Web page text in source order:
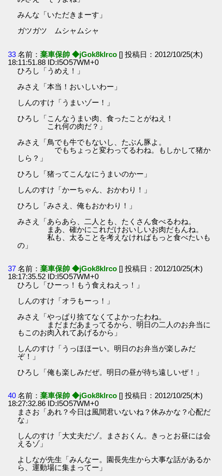
みんな「いただきまーす」
ガツガツ ムシャムシャ
33 名前：棄車保帥 ◆jGok8klrco [] 投稿日：2012/10/25(木)
18:11:51.88 ID:I5O57WM+0
ひろし「うめえ！」
みさえ「本当！おいしいわー」
しんのすけ「うまいゾー！」
ひろし「こんなうまい肉、食ったことがねえ！
これ何の肉だ？」
みさえ「鳥でも牛でもないし、たぶん豚よ。
でもちょっと変わってるわね。もしかして猪か
しら？」
ひろし「猪ってこんなにうまいのかー」
しんのすけ「かーちゃん、おかわり！」
ひろし「みさえ、俺もおかわり！」
みさえ「あらあら、二人とも、たくさん食べるわね。
まあ、確かにこれだけおいしいお肉だもんね。
私も、太ることを考えなければもっと食べたいも
の」
37 名前：棄車保帥 ◆jGok8klrco [] 投稿日：2012/10/25(木)
18:17:35.52 ID:I5O57WM+0
ひろし「ひーっ！もう食えねえっ！」
しんのすけ「オラもーっ！」
みさえ「やっぱり捨てなくてよかったわね。
まだまだあまってるから、明日の二人のお弁当に
もこのお肉入れてあげるから」
しんのすけ「うっほほーい。明日のお弁当が楽しみだ
ぞ！」
ひろし「俺も楽しみだぜ。明日の昼が待ち遠しいぜ！」
40 名前：棄車保帥 ◆jGok8klrco [] 投稿日：2012/10/25(木)
18:27:32.86 ID:I5O57WM+0
まさお「あれ？今日は風間君いないね？休みかな？心配だ
な」
しんのすけ「大丈夫だゾ。まさおくん。きっとお昼には会
えるゾ」
よしなが先生「みんなー。園長先生から大事な話があるか
ら、運動場に集まってー」